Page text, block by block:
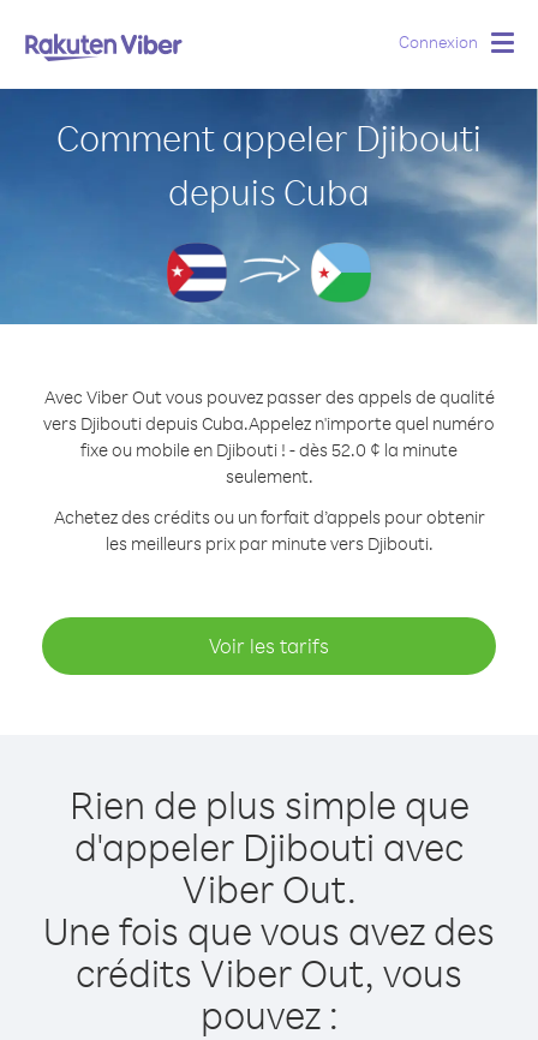
Connexion
Comment appeler Djibouti
depuis Cuba
Avec Viber Out vous pouvez passer des appels de qualité
vers Djibouti depuis Cuba.Appelez n'importe quel numéro
fixe ou mobile en Djibouti ! - dès 52.0 ¢ la minute
seulement.
Achetez des crédits ou un forfait d’appels pour obtenir
les meilleurs prix par minute vers Djibouti.
Voir les tarifs
Rien de plus simple que
d'appeler Djibouti avec
Viber Out.
Une fois que vous avez des
crédits Viber Out, vous
pouvez :